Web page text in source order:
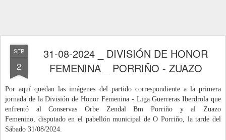
SEP
2
31-08-2024 _ DIVISIÓN DE HONOR
FEMENINA _ PORRIÑO - ZUAZO
Por aquí quedan las imágenes del partido correspondiente a la primera
jornada de la División de Honor Femenina - Liga Guerreras Iberdrola que
enfrentó al Conservas Orbe Zendal Bm Porriño y al Zuazo
Femenino, disputadoen el pabellón municipal de O Porriño, la tarde del
Sábado 31/08/2024.